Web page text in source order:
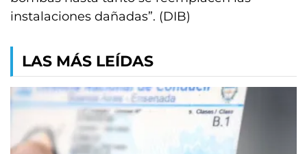
instalaciones dañadas”. (DIB)
LAS MÁS LEÍDAS